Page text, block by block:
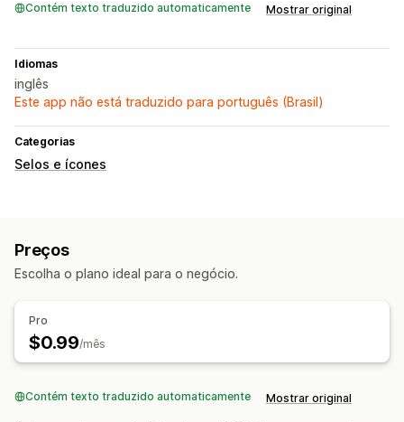
Contém texto traduzido automaticamente Mostrar original
Idiomas
inglês
Este app não está traduzido para português (Brasil)
Categorias
Selos e ícones
Preços
Escolha o plano ideal para o negócio.
Pro
$0.99/mês
Contém texto traduzido automaticamente Mostrar original